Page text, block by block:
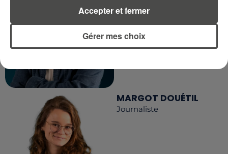
MARGOT DOUÉTIL
Journaliste
Gérer mes choix
Accepter et fermer